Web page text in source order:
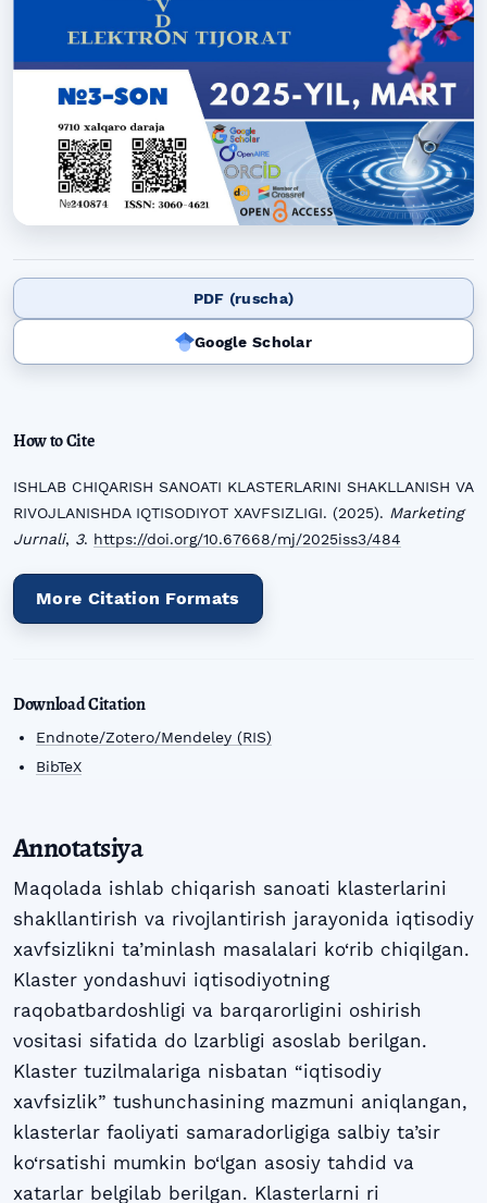
PDF (ruscha)
Google Scholar
How to Cite
ISHLAB CHIQARISH SANOATI KLASTERLARINI SHAKLLANISH VA
RIVOJLANISHDA IQTISODIYOT XAVFSIZLIGI. (2025). Marketing
Jurnali, 3. https://doi.org/10.67668/mj/2025iss3/484
More Citation Formats
Download Citation
Endnote/Zotero/Mendeley (RIS)
BibTeX
Annotatsiya
Maqolada ishlab chiqarish sanoati klasterlarini
shakllantirish va rivojlantirish jarayonida iqtisodiy
xavfsizlikni ta’minlash masalalari ko‘rib chiqilgan.
Klaster yondashuvi iqtisodiyotning
raqobatbardoshligi va barqarorligini oshirish
vositasi sifatida do lzarbligi asoslab berilgan.
Klaster tuzilmalariga nisbatan “iqtisodiy
xavfsizlik” tushunchasining mazmuni aniqlangan,
klasterlar faoliyati samaradorligiga salbiy ta’sir
ko‘rsatishi mumkin bo‘lgan asosiy tahdid va
xatarlar belgilab berilgan. Klasterlarni ri